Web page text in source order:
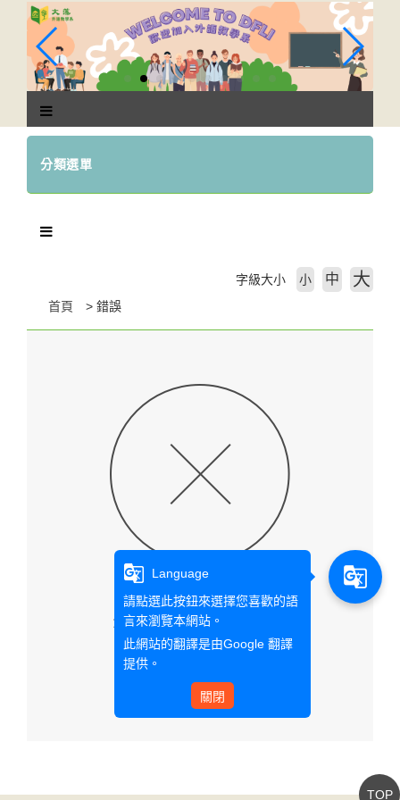
區
分類選單
首頁 錯誤
字級大小 小 中 大
查無此文章資料
回首頁
TOP
g_translate
Language
請點選此按鈕來選擇您喜歡的語
言來瀏覽本網站。
此網站的翻譯是由Google 翻譯
提供。
關閉
g_translate